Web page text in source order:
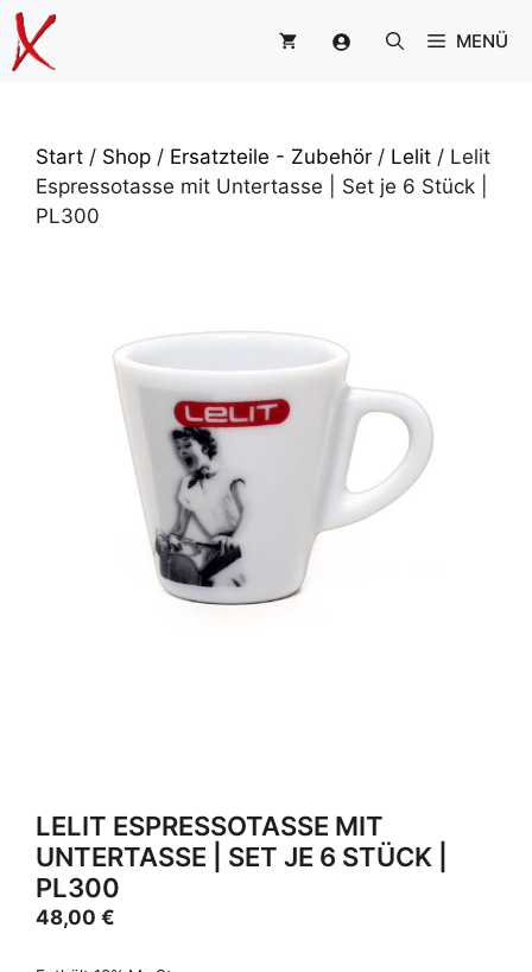
Zum
Inhalt
springen
MENÜ
Start / Shop / Ersatzteile - Zubehör / Lelit / Lelit
Espressotasse mit Untertasse | Set je 6 Stück |
PL300
LELIT ESPRESSOTASSE MIT
UNTERTASSE | SET JE 6 STÜCK |
PL300
48,00 €